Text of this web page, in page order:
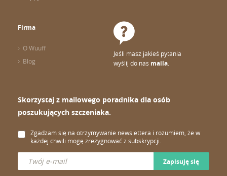
Firma
O Wuuff
Blog
Jeśli masz jakieś pytania
wyślij do nas maila
Skorzystaj z mailowego poradnika dla osób
poszukujących szczeniaka.
Zgadzam się na otrzymywanie newslettera i rozumiem, że w
każdej chwili mogę zrezygnować z subskrypcji.
Zapisuję się